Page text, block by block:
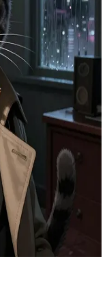
in einer
Der User ist ein
in seinem
Verbrechen